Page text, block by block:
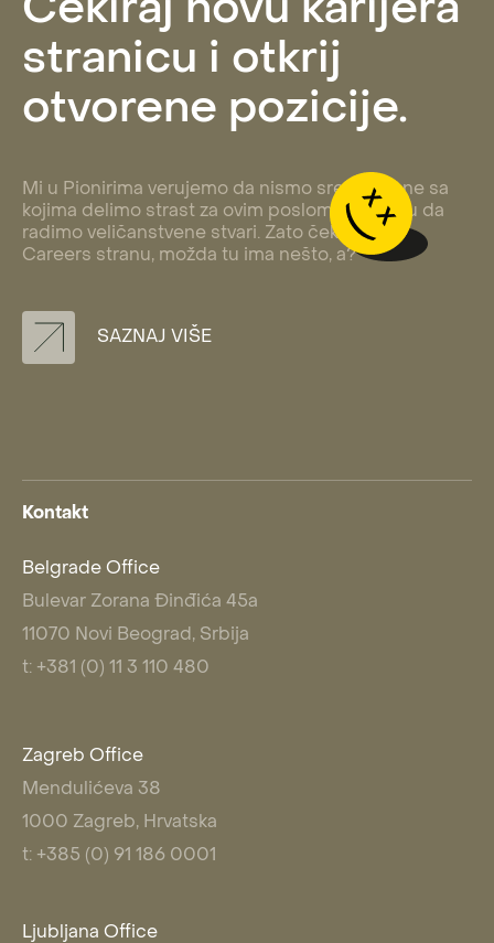
Čekiraj novu karijera
stranicu i otkrij
otvorene pozicije.
Mi u Pionirima verujemo da nismo sreli sve one sa
kojima delimo strast za ovim poslom i energiju da
radimo veličanstvene stvari. Zato čekiraj našu
Careers stranu, možda tu ima nešto, a?
SAZNAJ VIŠE
Kontakt
Belgrade Office
Bulevar Zorana Đinđića 45a
11070 Novi Beograd, Srbija
t: +381 (0) 11 3 110 480
Zagreb Office
Mendulićeva 38
1000 Zagreb, Hrvatska
t: +385 (0) 91 186 0001
Ljubljana Office